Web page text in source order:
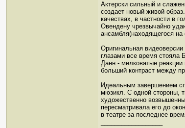
Актерски сильный и
создает новый живой
качествах, в частности в
Овендену чрезвычайно
ансамбля(находящегося
Оригинальная
глазами все время стояла
Данн - мелковатые
больший контраст между
Идеальным завершением
мюзикл. С одной стороны,
художественно
пересматривала его до
в театре за последнее